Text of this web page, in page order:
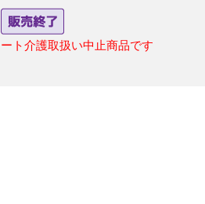
ト介護取扱い中止商品です